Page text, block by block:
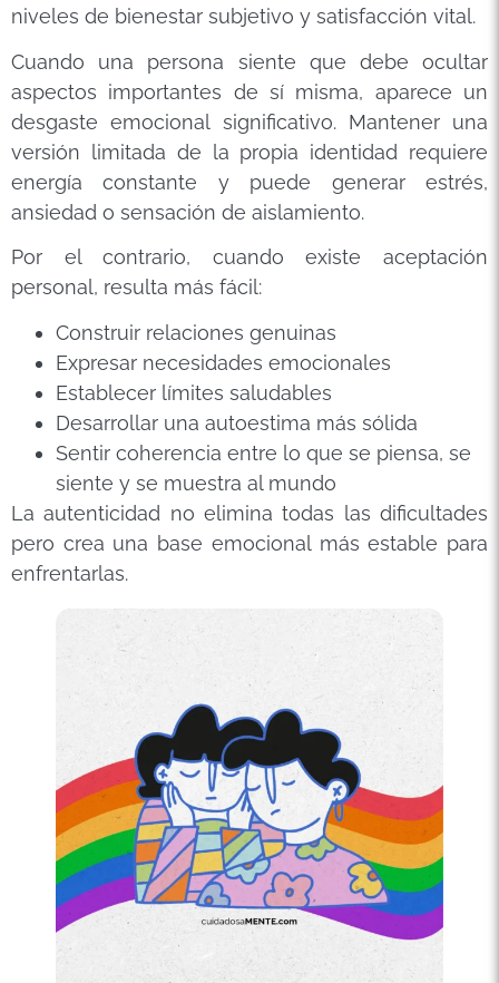
niveles de bienestar subjetivo y satisfacción vital.
Cuando una persona siente que debe ocultar
aspectos importantes de sí misma, aparece un
desgaste emocional significativo. Mantener una
versión limitada de la propia identidad requiere
energía constante y puede generar estrés,
ansiedad o sensación de aislamiento.
Por el contrario, cuando existe aceptación
personal, resulta más fácil:
Construir relaciones genuinas
Expresar necesidades emocionales
Establecer límites saludables
Desarrollar una autoestima más sólida
Sentir coherencia entre lo que se piensa, se
siente y se muestra al mundo
La autenticidad no elimina todas las dificultades
pero crea una base emocional más estable para
enfrentarlas.